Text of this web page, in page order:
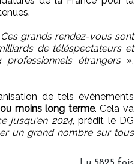
grands rendez-vous sont
de téléspectateurs et
étrangers»,
de tels événements
moins long terme. Cela va
jusqu'en 2024, prédit le DG
un grand nombre sur tous